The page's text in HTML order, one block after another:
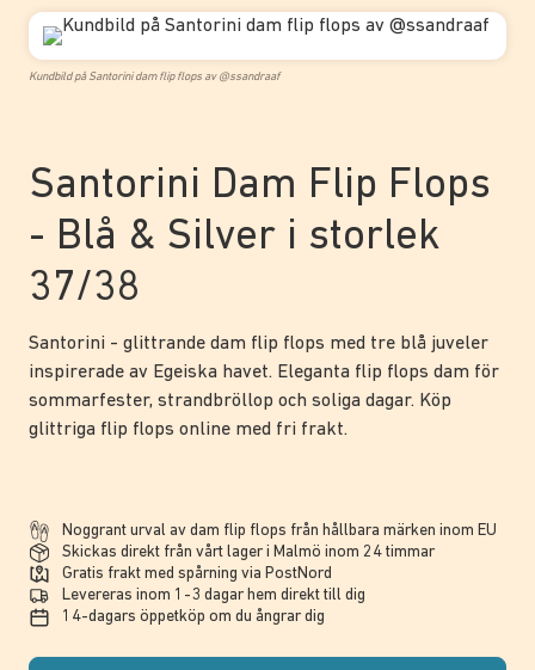
Kundbild på Santorini dam flip flops av @ssandraaf
Santorini Dam Flip Flops
- Blå & Silver i storlek
37/38
Santorini - glittrande dam flip flops med tre blå juveler
inspirerade av Egeiska havet. Eleganta flip flops dam för
sommarfester, strandbröllop och soliga dagar. Köp
glittriga flip flops online med fri frakt.
Noggrant urval av dam flip flops från hållbara märken inom EU
Skickas direkt från vårt lager i Malmö inom 24 timmar
Gratis frakt med spårning via PostNord
Levereras inom 1-3 dagar hem direkt till dig
14-dagars öppetköp om du ångrar dig